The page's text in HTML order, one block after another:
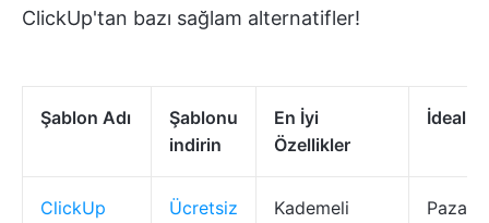
ClickUp'tan bazı sağlam alternatifler!
Şablon Adı
Şablonu
indirin
En İyi
Özellikler
İdeal
ClickUp
Ücretsiz
Kademeli